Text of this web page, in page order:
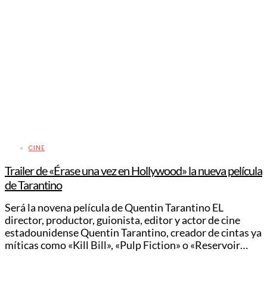
CINE
Trailer de «Érase una vez en Hollywood» la nueva película
de Tarantino
Será la novena película de Quentin Tarantino EL
director, productor, guionista, editor y actor de cine
estadounidense Quentin Tarantino, creador de cintas ya
míticas como «Kill Bill», «Pulp Fiction» o «Reservoir…